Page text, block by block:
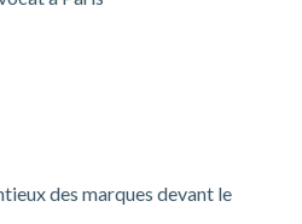
des marques devant le